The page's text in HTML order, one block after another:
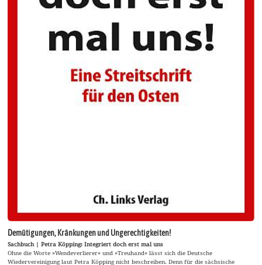
Demütigungen, Kränkungen und Ungerechtigkeiten!
Sachbuch | Petra Köpping: Integriert doch erst mal uns
Ohne die Worte »Wendeverlierer« und »Treuhand« lässt sich die Deutsche
Wiedervereinigung laut Petra Köpping nicht beschreiben. Denn für die sächsische